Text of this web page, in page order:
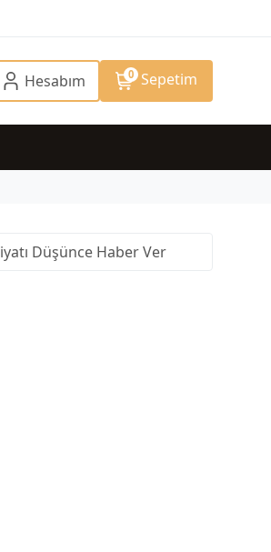
Hesabım 0 Sepetim
Düşünce Haber Ver